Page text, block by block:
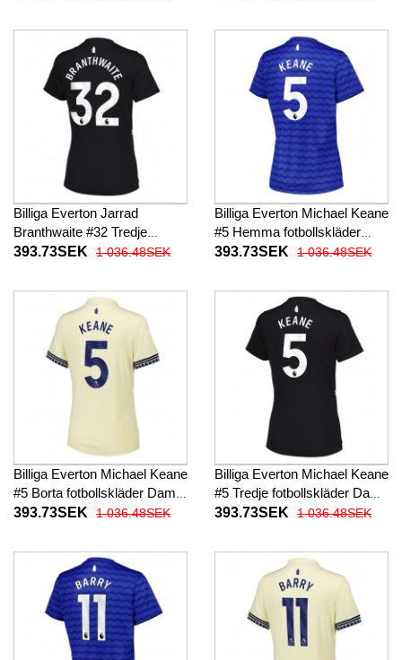
Billiga Everton Jarrad
Branthwaite #32 Tredje
fotbollskläder Dam 2025-26
393.73SEK 1 036.48SEK
Billiga Everton Michael Keane
#5 Hemma fotbollskläder
Dam 2025-26 Kortärmad
393.73SEK 1 036.48SEK
Billiga Everton Michael Keane
#5 Borta fotbollskläder Dam
2025-26 Kortärmad
393.73SEK 1 036.48SEK
Billiga Everton Michael Keane
#5 Tredje fotbollskläder Dam
2025-26 Kortärmad
393.73SEK 1 036.48SEK